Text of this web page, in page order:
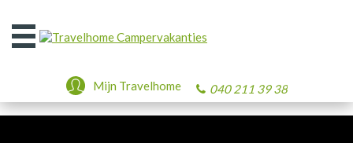
Open
het
040 211 39 38
Mijn Travelhome